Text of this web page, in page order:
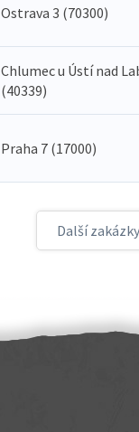
Ostrava 3 (70300)
Chlumec u Ústí nad
(40339)
Praha 7 (17000)
Další zakázky